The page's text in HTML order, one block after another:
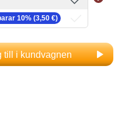
10% (3,50 €)
till i kundvagnen